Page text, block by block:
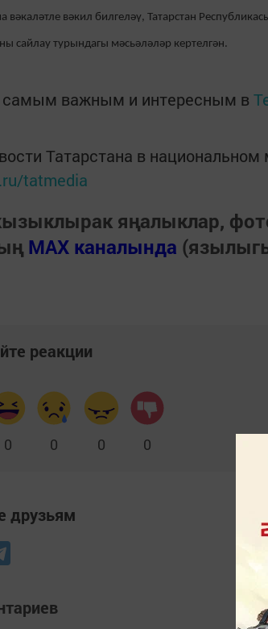
вәкаләтле вәкил билгеләү, Татарстан
сайлау турындагы мәсьәләләр кертелгән.
самым важным и интересным в
Татарстана в
tatmedia
яңалыклар,
MAX каналында
реакции
0 0 0 0
друзьям